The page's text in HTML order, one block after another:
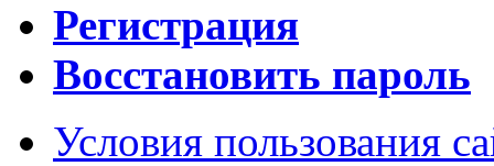
Регистрация
Восстановить пароль
Условия пользования